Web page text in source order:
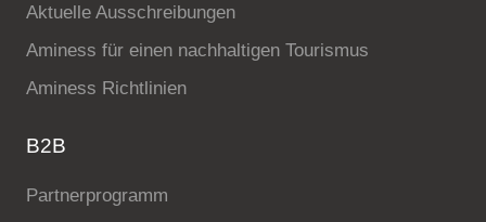
Aktuelle Ausschreibungen
Aminess für einen nachhaltigen Tourismus
Aminess Richtlinien
B2B
Partnerprogramm